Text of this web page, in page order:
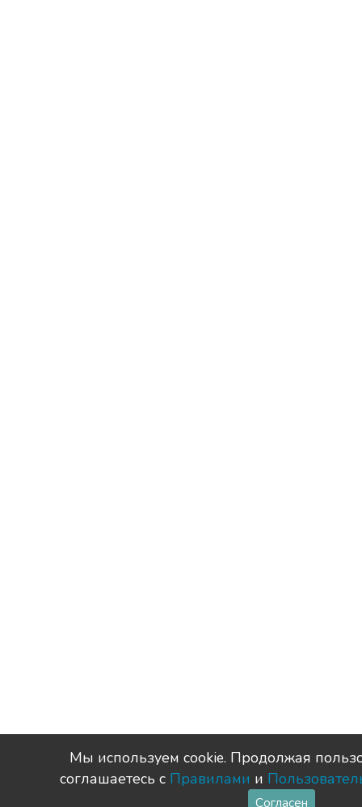
Мы используем сookie. Продолжая
соглашаетесь с Правилами и
Согласен